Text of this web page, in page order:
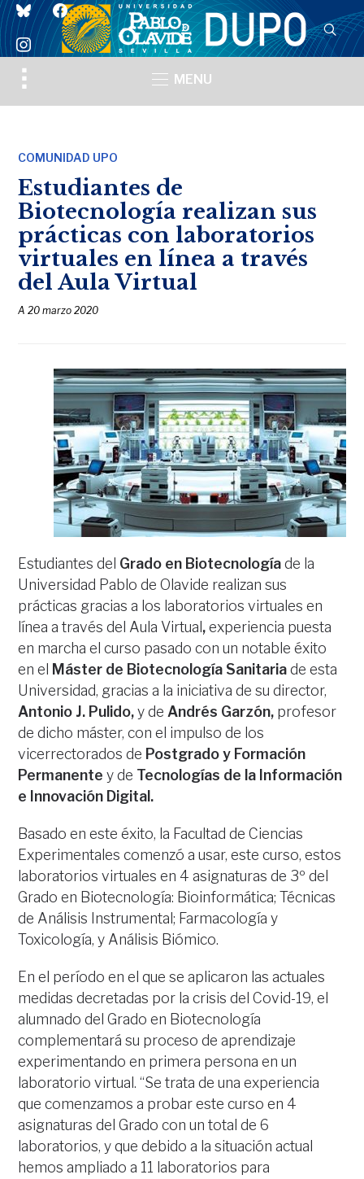
blueskyfacebook
instagram
Toggle
sidebar
MENU
COMUNIDAD UPO
Estudiantes de
Biotecnología realizan sus
prácticas con laboratorios
virtuales en línea a través
del Aula Virtual
A20 marzo 2020
Estudiantes del Grado en Biotecnologíade la
Universidad Pablo de Olavide realizan sus
prácticas gracias a los laboratorios virtuales en
línea a través del Aula Virtual ,experiencia puesta
en marcha el curso pasado con un notable éxito
en el Máster de Biotecnología Sanitariade esta
Universidad, gracias a la iniciativa de su director,
Antonio J. Pulido,y de Andrés Garzón, profesor
de dicho máster, con el impulso de los
vicerrectorados de Postgrado y Formación
Permanente y de Tecnologías de la Información
e Innovación Digital.
Basado en este éxito, la Facultad de Ciencias
Experimentales comenzó a usar, este curso, estos
laboratorios virtuales en 4 asignaturas de 3º del
Grado en Biotecnología: Bioinformática; Técnicas
de Análisis Instrumental; Farmacología y
Toxicología, y Análisis Biómico.
En el período en el que se aplicaron las actuales
medidas decretadas por la crisis del Covid-19, el
alumnado del Grado en Biotecnología
complementará su proceso de aprendizaje
experimentando en primera persona en un
laboratorio virtual. “Se trata de una experiencia
que comenzamos a probar este curso en 4
asignaturas del Grado con un total de 6
laboratorios, y que debido a la situación actual
hemos ampliado a 11 laboratorios para